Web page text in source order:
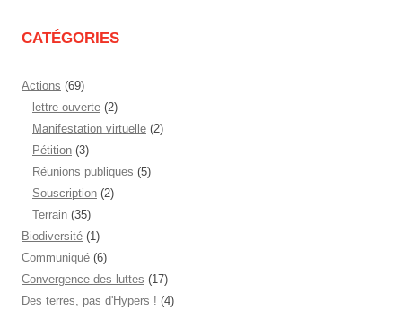
CATÉGORIES
Actions (69)
lettre ouverte (2)
Manifestation virtuelle (2)
Pétition (3)
Réunions publiques (5)
Souscription (2)
Terrain (35)
Biodiversité (1)
Communiqué (6)
Convergence des luttes (17)
Des terres, pas d'Hypers ! (4)